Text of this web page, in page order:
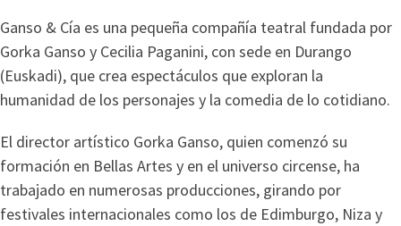
Ganso & Cía es una pequeña compañía teatral fundada por
Gorka Ganso y Cecilia Paganini, con sede en Durango
(Euskadi), que crea espectáculos que exploran la
humanidad de los personajes y la comedia de lo cotidiano.
El director artístico Gorka Ganso, quien comenzó su
formación en Bellas Artes y en el universo circense, ha
trabajado en numerosas producciones, girando por
festivales internacionales como los de Edimburgo, Niza y